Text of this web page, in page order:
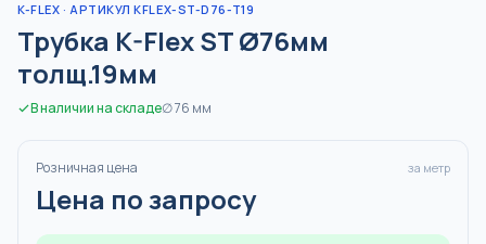
K-FLEX · АРТИКУЛ KFLEX-ST-D76-T19
Трубка K-Flex ST Ø76мм
толщ.19мм
В наличии на складе∅76 мм
Розничная цена за метр
Цена по запросу